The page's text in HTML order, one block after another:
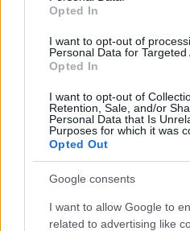
Opted In
I want to opt-out of
Personal Data for Targeted
Opted In
I want to opt-out of
Retention, Sale, and/or
Personal Data that Is
Purposes for which it was
Opted Out
Google consents
I want to allow Google to
related to advertising like
Condividi l'articolo
F
a
ce
b
o
o
k
T
w
it
te
r
Pi
te
re
st
W
at
s
A
p
Articolo
Prossimo